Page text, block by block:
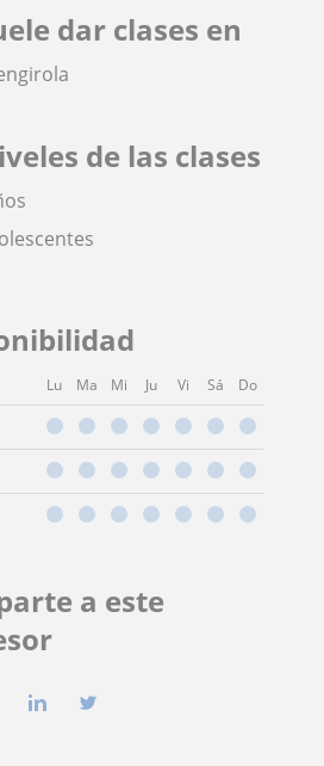
dar clases en
de las clases
Lu Ma Mi Ju Vi Sá Do
a este